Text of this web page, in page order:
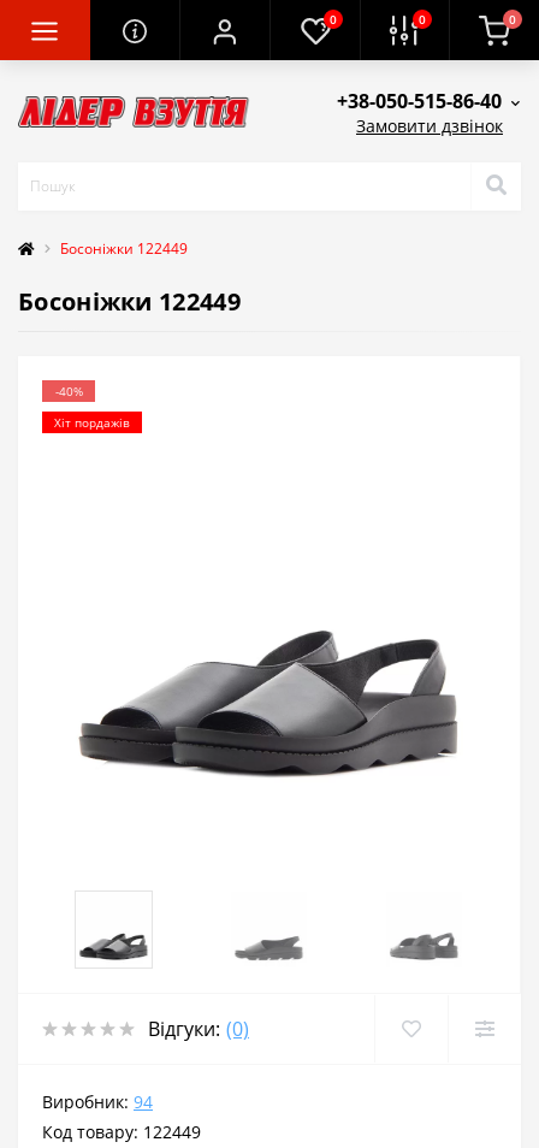
0 0 0
+38-050-515-86-40
Замовити дзвінок
Босоніжки 122449
Босоніжки 122449
-40%
Хіт пордажів
Відгуки: (0)
Виробник: 94
Код товару: 122449